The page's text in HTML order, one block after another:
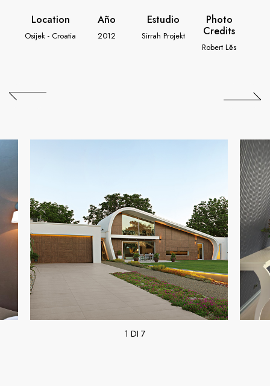
Location
Osijek - Croatia
Año
2012
Estudio
Sirrah Projekt
Photo
Credits
Robert Lĕs
1 DI 7